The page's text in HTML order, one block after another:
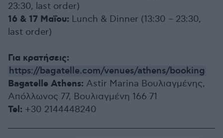
23:30, last order)
16 & 17 Μαΐου: Lunch & Dinner (13:30 – 23:30,
last order)
Για κρατήσεις:
https://bagatelle.com/venues/athens/booking
Bagatelle Athens: Astir Marina Βουλιαγμένης,
Απόλλωνος 77, Βουλιαγμένη 166 71
Tel: +30 2144448240